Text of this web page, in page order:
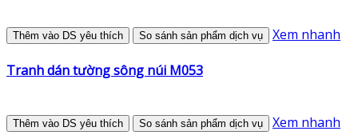
Thêm vào DS yêu thích So sánh sản phẩm dịch vụ Xem nhanh
Tranh dán tường sông núi M053
Thêm vào DS yêu thích So sánh sản phẩm dịch vụ Xem nhanh